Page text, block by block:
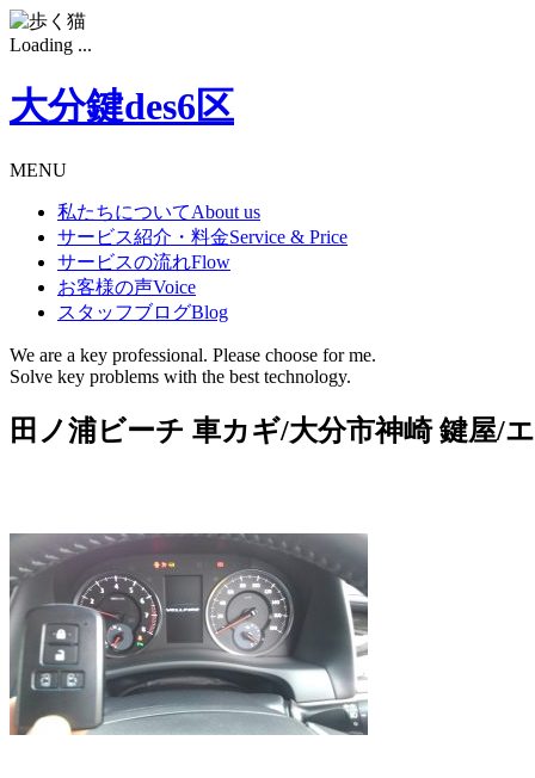
Loading ...
大分鍵des6区
MENU
私たちについてAbout us
サービス紹介・料金Service & Price
サービスの流れFlow
お客様の声Voice
スタッフブログBlog
We are a key professional. Please choose for me.
Solve key problems with the best technology.
田ノ浦ビーチ 車カギ/大分市神崎 鍵屋/